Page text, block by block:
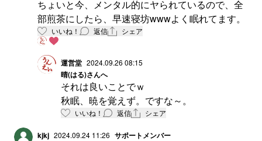
ちょいと今、メンタル的にヤられているので、全
部煎茶にしたら、早速寝坊wwwよく眠れてます。
いいね！ 返信 シェア
運営堂 2024.09.26 08:15
晴(はる)さんへ
それは良いことでｗ
秋眠、暁を覚えず。ですな～。
いいね！ 返信 シェア
kjkj 2024.09.24 11:26 サポートメンバー